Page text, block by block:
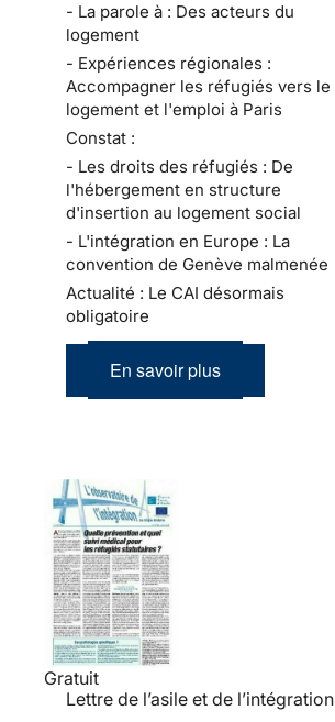
- La parole à : Des acteurs du
logement
- Expériences régionales :
Accompagner les réfugiés vers le
logement et l'emploi à Paris
Constat :
- Les droits des réfugiés : De
l'hébergement en structure
d'insertion au logement social
- L'intégration en Europe : La
convention de Genève malmenée
Actualité : Le CAI désormais
obligatoire
En savoir plus
Gratuit
Lettre de l’asile et de l’intégration